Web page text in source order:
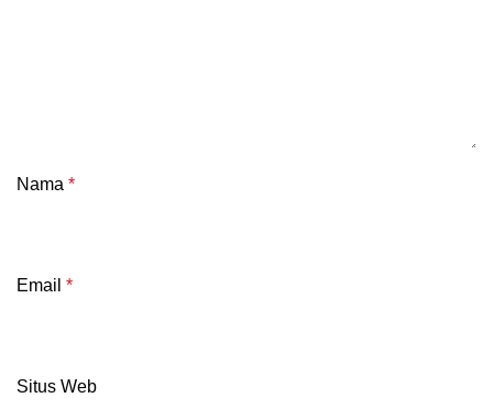
Nama *
Email *
Situs Web